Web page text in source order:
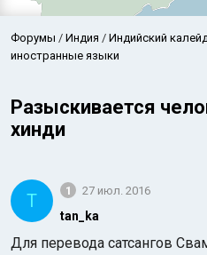
Аравийское море
Форумы Индия Индийский
иностранные языки
Разыскивается
хинди
T 1 27 июл. 2016
tan_ka
Для перевода сатсангов